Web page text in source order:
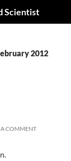
Scientist
2012
A COMMENT